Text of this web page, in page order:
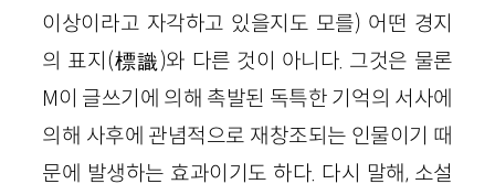
이상이라고 자각하고 있을지도 모를) 어떤 경지
의 표지(標識)와 다른 것이 아니다. 그것은 물론
M이 글쓰기에 의해 촉발된 독특한 기억의 서사에
의해 사후에 관념적으로 재창조되는 인물이기 때
문에 발생하는 효과이기도 하다. 다시 말해, 소설